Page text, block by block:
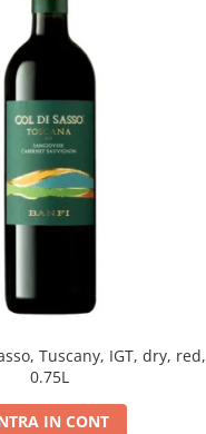
Tuscany, IGT, dry, red,
0.75L
IN CONT